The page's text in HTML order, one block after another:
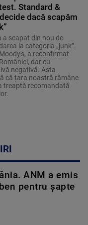
Standard &
decide dacă scapăm
a scapat din nou de
la categoria „junk”.
a reconfirmat
dar cu
negativă. Asta
că țara noastră rămâne
treaptă recomandată
ANM a emis
pentru șapte